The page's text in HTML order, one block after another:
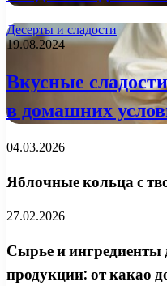
Десерты и сладости
19.08.2024
Вкусные
в домашних
04.03.2026
Яблочные кольца с
27.02.2026
Сырье и ингредиенты
продукции: от какао